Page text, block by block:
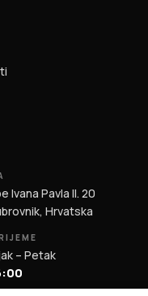
Ivana Pavla II. 20
Hrvatska
– Petak